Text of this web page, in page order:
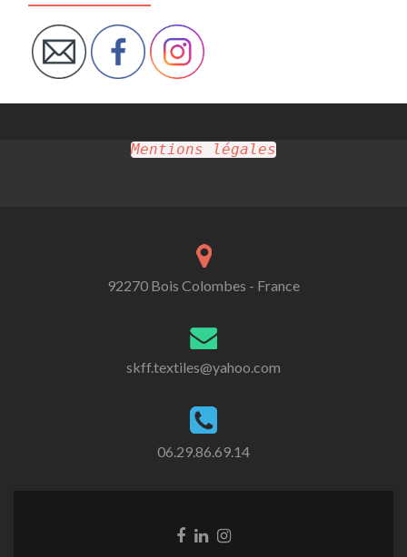
Mentions légales
92270 Bois Colombes - France
skff.textiles@yahoo.com
06.29.86.69.14
Go Go Go